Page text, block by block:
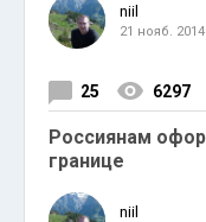
niil
21 нояб. 2014
25 6297
Россиянам
границе
niil